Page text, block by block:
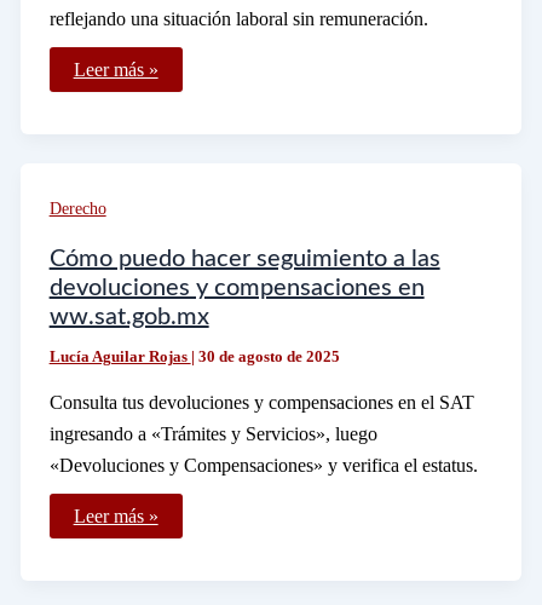
reflejando una situación laboral sin remuneración.
Cómo
se
correctamente
Leer más »
Derecho
Cómo puedo hacer seguimiento a las
devoluciones y compensaciones en
ww.sat.gob.mx
Lucía Aguilar Rojas | 30 de agosto de 2025
Consulta tus devoluciones y compensaciones en el SAT
ingresando a «Trámites y Servicios», luego
«Devoluciones y Compensaciones» y verifica el estatus.
Cómo
puedo
Leer más »